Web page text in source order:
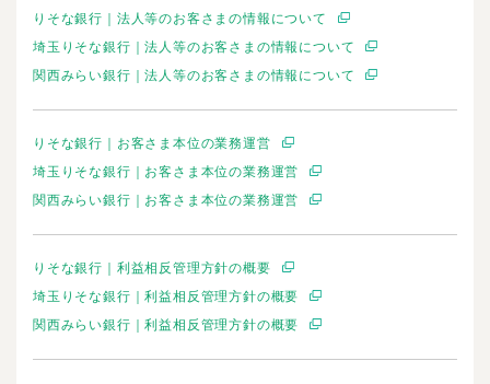
りそな銀行｜法人等のお客さまの情報について
埼玉りそな銀行｜法人等のお客さまの情報について
関西みらい銀行｜法人等のお客さまの情報について
りそな銀行｜お客さま本位の業務運営
埼玉りそな銀行｜お客さま本位の業務運営
関西みらい銀行｜お客さま本位の業務運営
りそな銀行｜利益相反管理方針の概要
埼玉りそな銀行｜利益相反管理方針の概要
関西みらい銀行｜利益相反管理方針の概要